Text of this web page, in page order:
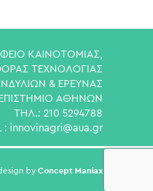
ΚΑΙΝΟΤΟΜΙΑΣ,
ΤΕΧΝΟΛΟΓΙΑΣ
& ΕΡΕΥΝΑΣ
ΑΘΗΝΩΝ
ΤΗΛ.: 210 5294788
: innovinagri@aua.gr
by Concept Maniax